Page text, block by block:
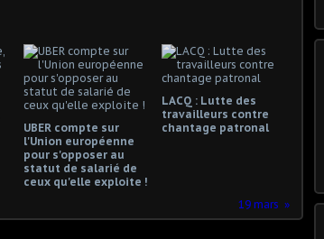
UBER compte sur
l'Union européenne
pour s'opposer au
statut de salarié de
ceux qu'elle exploite !
LACQ : Lutte des
travailleurs contre
chantage patronal
19 mars